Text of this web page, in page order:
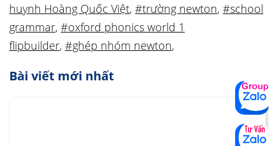
huynh Hoàng Quốc Việt, #trường newton, #school
grammar, #oxford phonics world 1
flipbuilder, #ghép nhóm newton,
Bài viết mới nhất